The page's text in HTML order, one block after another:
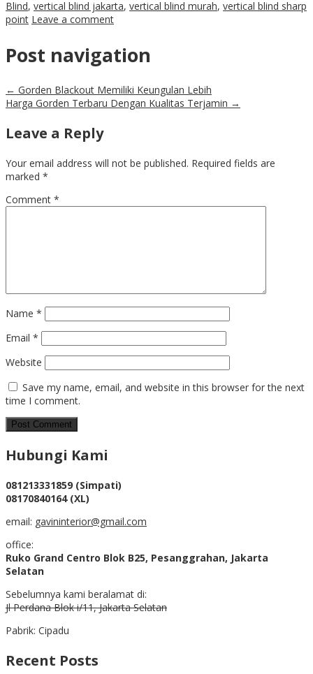
Blind, vertical blind jakarta, vertical blind murah, vertical blind sharp
point Leave a comment
Post navigation
← Gorden Blackout Memiliki Keungulan Lebih
Harga Gorden Terbaru Dengan Kualitas Terjamin →
Leave a Reply
Your email address will not be published. Required fields are
marked *
Comment *
Name *
Email *
Website
Save my name, email, and website in this browser for the next
time I comment.
Hubungi Kami
081213331859 (Simpati)
08170840164 (XL)
email: gavininterior@gmail.com
office:
Ruko Grand Centro Blok B25, Pesanggrahan, Jakarta
Selatan
Sebelumnya kami beralamat di:
Jl Perdana Blok i/11, Jakarta Selatan
Pabrik: Cipadu
Recent Posts